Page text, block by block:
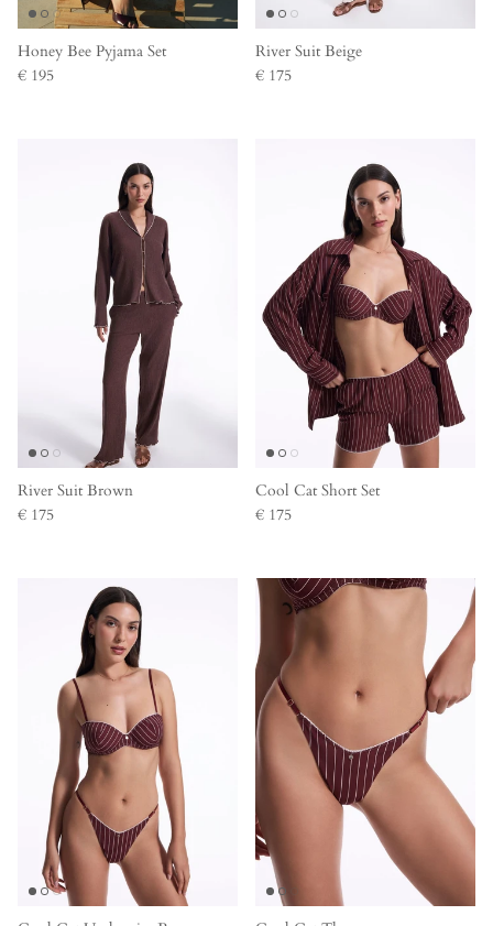
Honey Bee Pyjama Set
€ 195
River Suit Beige
€ 175
River Suit Brown
€ 175
Cool Cat Short Set
€ 175